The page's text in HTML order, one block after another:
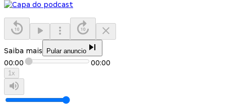
Saiba mais Pular anuncio
00:00 00:00
1x